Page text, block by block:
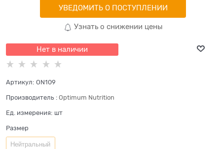
УВЕДОМИТЬ О ПОСТУПЛЕНИИ
Узнать о снижении цены
Нет в наличии
Артикул: ON109
Производитель : Optimum Nutrition
Ед. измерения: шт
Размер
Нейтральный